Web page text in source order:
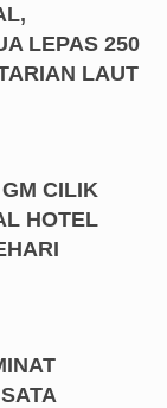
LEPAS 250
LAUT
CILIK
HOTEL